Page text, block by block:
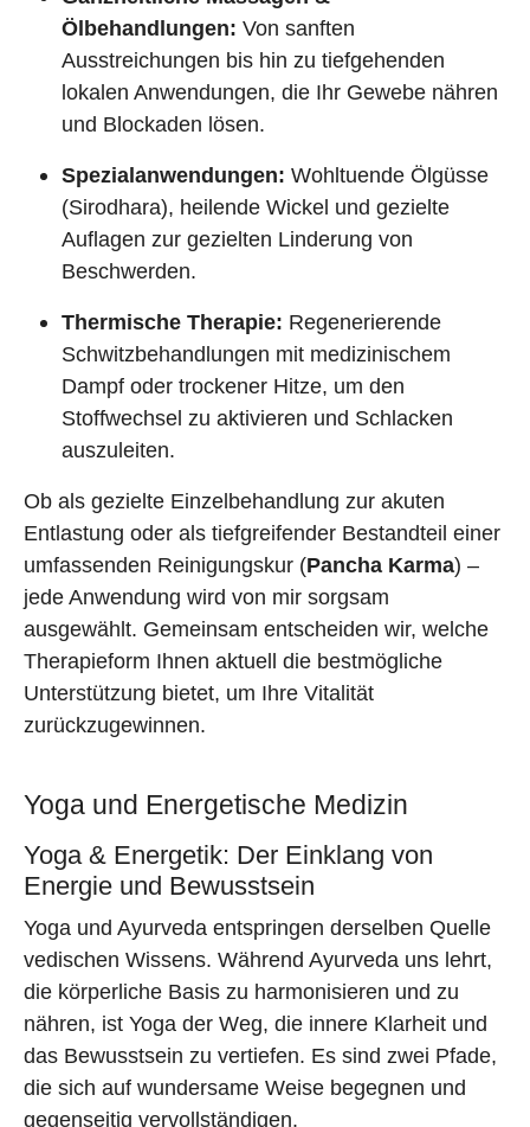
Ölbehandlungen: Von sanften
Ausstreichungen bis hin zu tiefgehenden
lokalen Anwendungen, die Ihr Gewebe nähren
und Blockaden lösen.
Spezialanwendungen: Wohltuende Ölgüsse
(Sirodhara), heilende Wickel und gezielte
Auflagen zur gezielten Linderung von
Beschwerden.
Thermische Therapie: Regenerierende
Schwitzbehandlungen mit medizinischem
Dampf oder trockener Hitze, um den
Stoffwechsel zu aktivieren und Schlacken
auszuleiten.
Ob als gezielte Einzelbehandlung zur akuten
Entlastung oder als tiefgreifender Bestandteil einer
umfassenden Reinigungskur (Pancha Karma) –
jede Anwendung wird von mir sorgsam
ausgewählt. Gemeinsam entscheiden wir, welche
Therapieform Ihnen aktuell die bestmögliche
Unterstützung bietet, um Ihre Vitalität
zurückzugewinnen.
Yoga und Energetische Medizin
Yoga & Energetik: Der Einklang von
Energie und Bewusstsein
Yoga und Ayurveda entspringen derselben Quelle
vedischen Wissens. Während Ayurveda uns lehrt,
die körperliche Basis zu harmonisieren und zu
nähren, ist Yoga der Weg, die innere Klarheit und
das Bewusstsein zu vertiefen. Es sind zwei Pfade,
die sich auf wundersame Weise begegnen und
gegenseitig vervollständigen.